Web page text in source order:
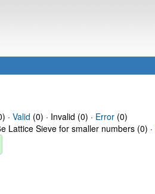
· Valid (0) · Invalid (0) · Error(0)
Lattice Sieve for smaller numbers (0) ·